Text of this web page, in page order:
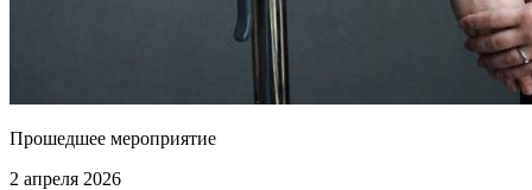
Прошедшее мероприятие
2 апреля 2026